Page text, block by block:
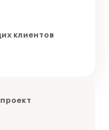
клиентов